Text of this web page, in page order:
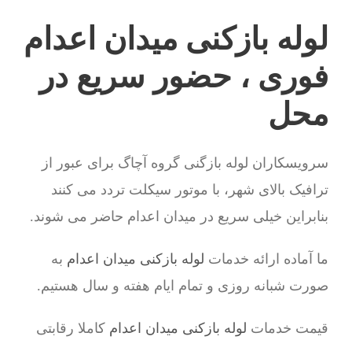
لوله بازکنی میدان اعدام
فوری ، حضور سریع در
محل
سرویسکاران لوله بازگنی گروه آچاگ برای عبور از
ترافیک بالای شهر، با موتور سیکلت تردد می کنند
بنابراین خیلی سریع در میدان اعدام حاضر می شوند.
ما آماده ارائه خدمات لوله بازکنی میدان اعدام به
صورت شبانه روزی و تمام ایام هفته و سال هستیم.
قیمت خدمات لوله بازکنی میدان اعدام کاملا رقابتی